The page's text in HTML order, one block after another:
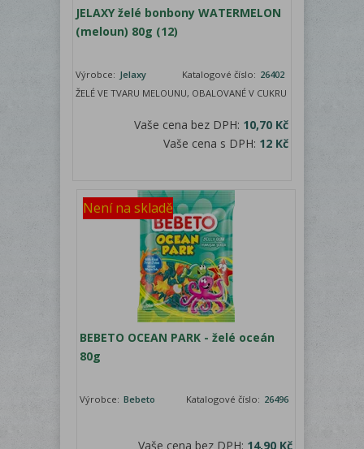
JELAXY želé bonbony WATERMELON
(meloun) 80g (12)
Výrobce: Jelaxy Katalogové číslo: 26402
ŽELÉ VE TVARU MELOUNU, OBALOVANÉ V CUKRU
Vaše cena bez DPH: 10,70 Kč
Vaše cena s DPH: 12 Kč
Není na skladě
BEBETO OCEAN PARK - želé oceán
80g
Výrobce: Bebeto Katalogové číslo: 26496
Vaše cena bez DPH: 14,90 Kč